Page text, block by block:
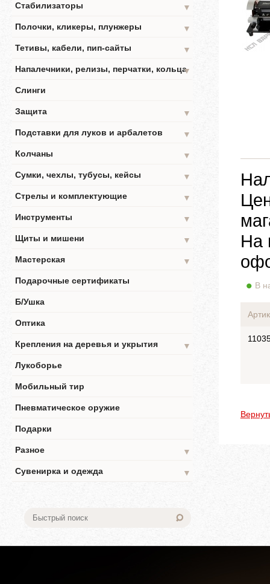
Стабилизаторы
▼
Полочки, кликеры, плунжеры
▼
Тетивы, кабели, пип-сайты
▼
Напалечники, релизы, перчатки, кольца▼
Слинги
Защита
▼
Подставки для луков и арбалетов
▼
Колчаны
▼
Сумки, чехлы, тубусы, кейсы
▼
Стрелы и комплектующие
▼
Инструменты
▼
Щиты и мишени
▼
Мастерская
▼
Подарочные сертификаты
Б/Ушка
Оптика
Крепления на деревья и укрытия
▼
Лукоборье
Мобильный тир
Пневматическое оружие
Подарки
Разное
▼
Сувенирка и одежда
▼
На
В